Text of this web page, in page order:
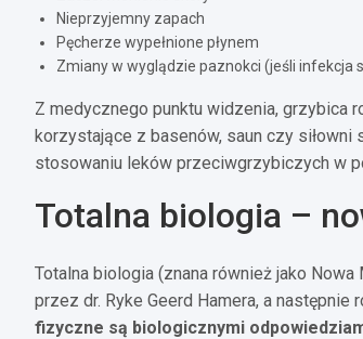
Nieprzyjemny zapach
Pęcherze wypełnione płynem
Zmiany w wyglądzie paznokci (jeśli infekcja
Z medycznego punktu widzenia, grzybica
korzystające z basenów, saun czy siłowni
stosowaniu leków przeciwgrzybiczych w
Totalna biologia –
Totalna biologia (znana również jako
przez dr. Ryke Geerd Hamera, a następnie
fizyczne są biologicznymi